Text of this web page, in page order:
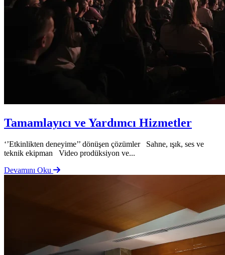
Tamamlayıcı ve Yardımcı Hizmetler
‘’Etkinlikten deneyime’’ dönüşen çözümler Sahne, ışık, ses ve
teknik ekipman Video prodüksiyon ve...
Devamını Oku